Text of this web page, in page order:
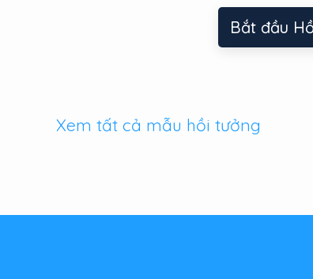
Bắt đầu
Xem tất cả mẫu hồi tưởng